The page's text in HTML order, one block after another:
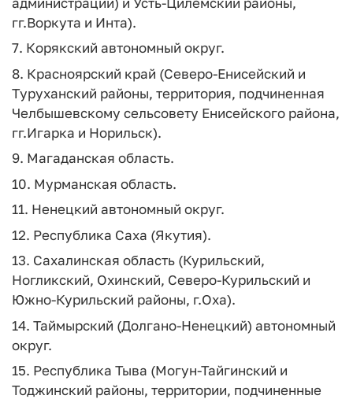
гг.Воркута и Инта).
7. Корякский автономный округ.
8. Красноярский край (Северо-Енисейский и
Туруханский районы, территория, подчиненная
Челбышевскому сельсовету Енисейского района,
гг.Игарка и Норильск).
9. Магаданская область.
10. Мурманская область.
11. Ненецкий автономный округ.
12. Республика Саха (Якутия).
13. Сахалинская область (Курильский,
Ногликский, Охинский, Северо-Курильский и
Южно-Курильский районы, г.Оха).
14. Таймырский (Долгано-Ненецкий) автономный
округ.
15. Республика Тыва (Могун-Тайгинский и
Тоджинский районы, территории, подчиненные